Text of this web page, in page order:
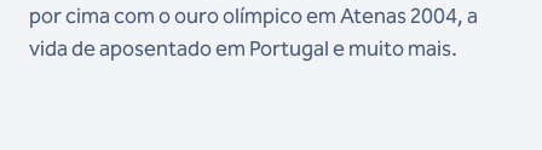
por cima com o ouro olímpico em Atenas 2004, a
vida de aposentado em Portugal e muito mais.